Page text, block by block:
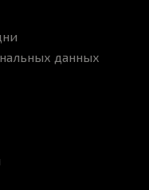
данных